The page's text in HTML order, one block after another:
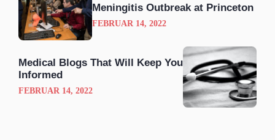
Meningitis Outbreak at Princeton
FEBRUAR 14, 2022
Medical Blogs That Will Keep You
Informed
FEBRUAR 14, 2022